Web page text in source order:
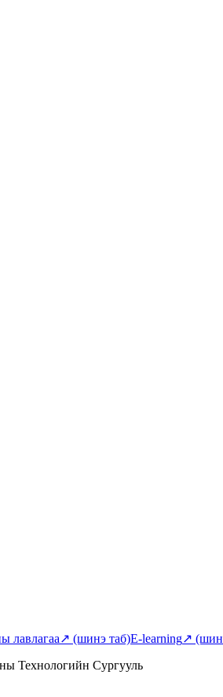
лавлагаа↗ (шинэ таб)E-learning↗
Технологийн Сургууль